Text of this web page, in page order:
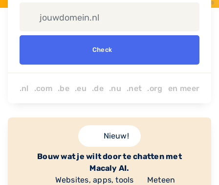
Check
.nl .com .be .eu .de .nu .net .org en meer
Nieuw!
Bouw wat je wilt door te chatten met
Macaly AI.
Websites, apps, tools
Meteen